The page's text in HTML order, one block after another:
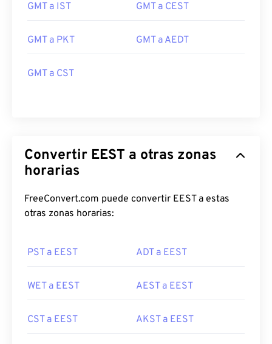
GMT a IST GMT a CEST
GMT a PKT GMT a AEDT
GMT a CST
Convertir EEST a otras zonas
horarias
FreeConvert.com puede convertir EEST a estas
otras zonas horarias:
PST a EEST ADT a EEST
WET a EEST AEST a EEST
CST a EEST AKST a EEST